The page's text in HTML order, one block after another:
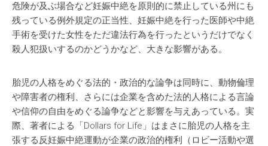
危険が及ぶ場合など妊娠中絶を原則的に禁止している州にも
残っている例外規定の正当性、妊娠中絶を行った医師や中絶
手術を受けた女性をただ違法行為を行ったというだけでなく
殺人犯扱いするのかどうかなど、大きな影響がある。
胎児の人格をめぐる法的・政治的な論争は同時に、動物倫理
や障害者の権利、さらには企業を含めた法的人格による言論
や信仰の自由をめぐる論争などと影響を与えあっている。実
際、著者による「Dollars for Life」はまさに胎児の人格を主
張する反妊娠中絶運動が企業の政治的権利（ロビー活動や選